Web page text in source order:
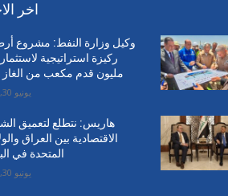
اخر
وكيل وزارة النفط: مشروع
مليون قدم مكعب من الغاز
يونيو 30, 2026
هاريس: نتطلع لتعميق
الاقتصادية بين العراق
المتحدة في
يونيو 30, 2026